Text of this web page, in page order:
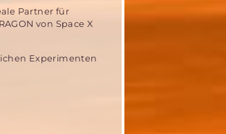
Partner für
von Space X
Experimenten